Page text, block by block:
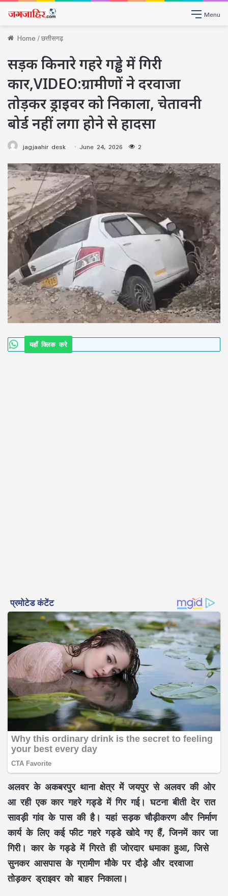
Menu
Home/छत्तीसगढ़
सड़क किनारे गहरे गड्ढे में गिरी
कार,VIDEO:ग्रामीणों ने दरवाजा
तोड़कर ड्राइवर को निकाला, चेतावनी
बोर्ड नहीं लगा होने से हादसा
jagjaahir desk June 24, 2026 2
यहाँ क्लिक करे
अलवर के अकबरपुर थाना क्षेत्र में जयपुर से अलवर की ओर
आ रही एक कार गहरे गड्डे में गिर गई। घटना बीती देर रात
सावड़ी गांव के पास की है। यहां सड़क चौड़ीकरण और निर्माण
कार्य के लिए कई फीट गहरे गड्डे खोदे गए हैं, जिनमें कार जा
गिरी। कार के गड्डे में गिरते ही जोरदार धमाका हुआ, जिसे
सुनकर आसपास के ग्रामीण मौके पर दौड़े और दरवाजा
तोड़कर ड्राइवर को बाहर निकाला।